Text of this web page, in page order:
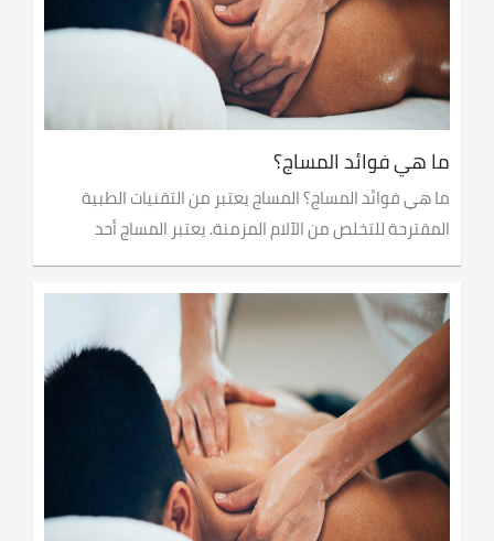
ما هي فوائد المساج؟
ما هي فوائد المساج؟ المساج يعتبر من التقنيات الطبية
المقترحة للتخلص من الآلام المزمنة. يعتبر المساج أحد